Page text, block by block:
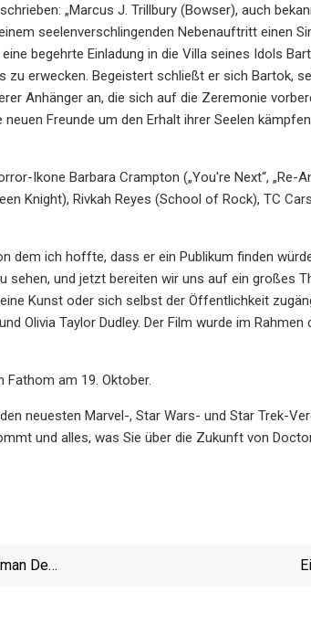
„Marcus J. Trillbury (Bowser), auch
seelenverschlingenden Nebenauftritt einen
begehrte Einladung in die Villa seines Idols
erwecken. Begeistert schließt er sich Bartok,
Anhänger an, die sich auf die Zeremonie
Freunde um den Erhalt ihrer Seelen
Ikone Barbara Crampton („You're Next“, „Re-
Knight), Rivkah Reyes (School of Rock), TC
dem ich hoffte, dass er ein Publikum finden
und jetzt bereiten wir uns auf ein großes
Kunst oder sich selbst der Öffentlichkeit
Olivia Taylor Dudley. Der Film wurde im
am 19. Oktober.
neuesten Marvel-, Star Wars- und Star Trek-
und alles, was Sie über die Zukunft von
Der